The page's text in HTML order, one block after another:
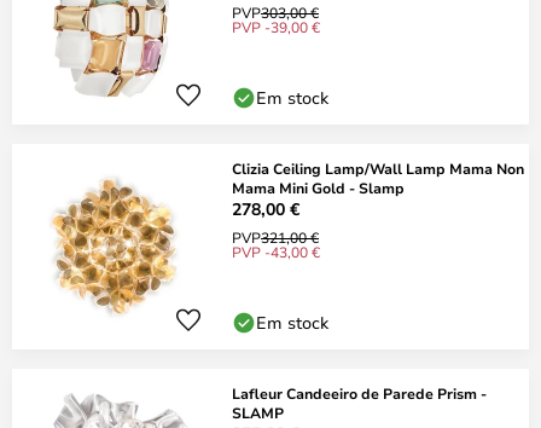
PVP303,00 €
PVP -39,00 €
Em stock
Clizia Ceiling Lamp/Wall Lamp Mama Non
Mama Mini Gold - Slamp
278,00 €
PVP321,00 €
PVP -43,00 €
Em stock
Lafleur Candeeiro de Parede Prism -
SLAMP